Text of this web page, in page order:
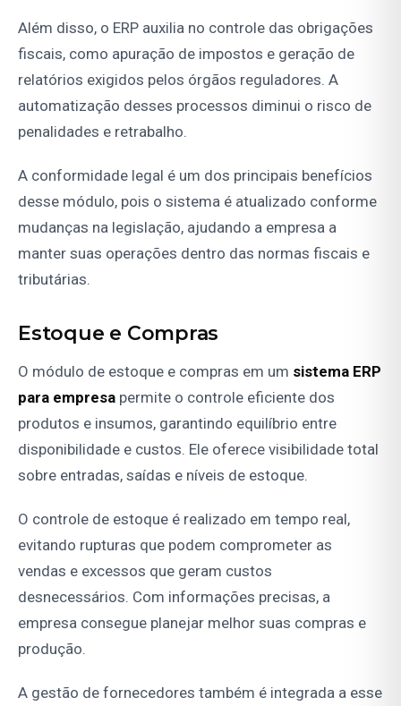
Além disso, o ERP auxilia no controle das obrigações
fiscais, como apuração de impostos e geração de
relatórios exigidos pelos órgãos reguladores. A
automatização desses processos diminui o risco de
penalidades e retrabalho.
A conformidade legal é um dos principais benefícios
desse módulo, pois o sistema é atualizado conforme
mudanças na legislação, ajudando a empresa a
manter suas operações dentro das normas fiscais e
tributárias.
Estoque e Compras
O módulo de estoque e compras em um sistema ERP
para empresa permite o controle eficiente dos
produtos e insumos, garantindo equilíbrio entre
disponibilidade e custos. Ele oferece visibilidade total
sobre entradas, saídas e níveis de estoque.
O controle de estoque é realizado em tempo real,
evitando rupturas que podem comprometer as
vendas e excessos que geram custos
desnecessários. Com informações precisas, a
empresa consegue planejar melhor suas compras e
produção.
A gestão de fornecedores também é integrada a esse